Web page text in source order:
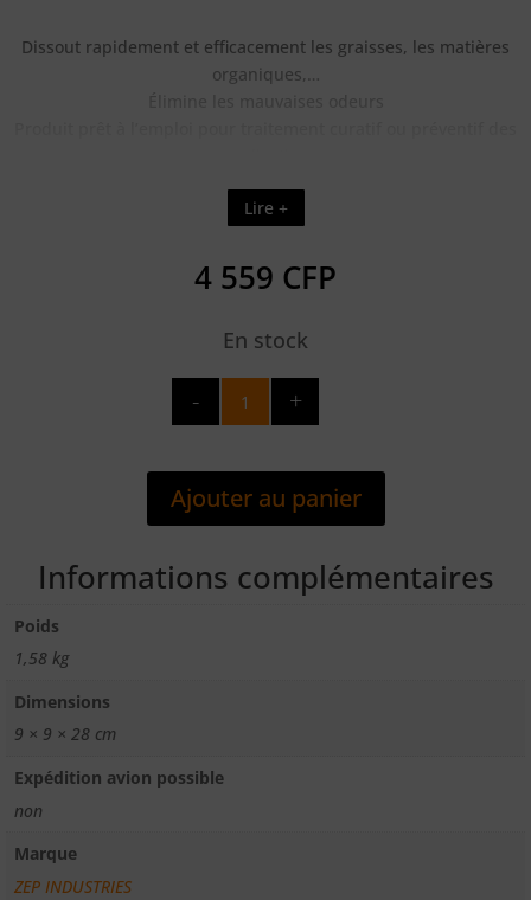
Dissout rapidement et efficacement les graisses, les matières
organiques,…
lavabos, urinoirs, W.C,…
Lire +
4 559 CFP
En stock
quantité
DEBOUCHEUR
CANALISATION
/
Ajouter au panier
Informations complémentaires
Poids
1,58 kg
Dimensions
9 × 9 × 28 cm
Expédition avion possible
non
Marque
ZEP INDUSTRIES